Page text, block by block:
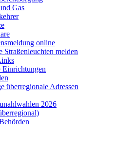
Gas
online
Straßenleuchten melden
Einrichtungen
überregionale Adressen
2026